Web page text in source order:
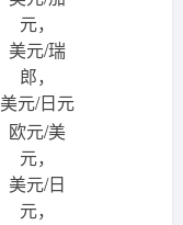
元，
美元/瑞
郎，
美元/日元
欧元/美
元，
美元/日
元，